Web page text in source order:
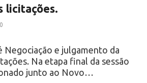
licitações.
Negociação e julgamento da
Na etapa final da sessão
junto ao Novo…